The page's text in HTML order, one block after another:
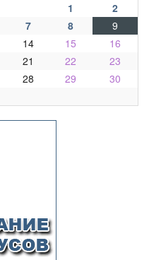
1
2
7 8
9
14 15
16
21 22
23
28 29
30